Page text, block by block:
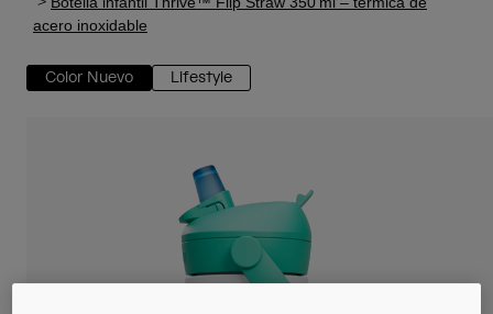
Chalecos Hidratación
Tazas y Vasos
Senderismo
Viajar y estilo de vida
Adiós a los desechables
acero inoxidable
Color Nuevo Lifestyle